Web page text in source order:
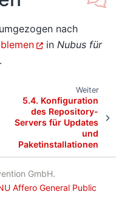
nach
in Nubus für
.
Weiter
5.4. Konfiguration
des Repository-
Servers für Updates
und
Paketinstallationen
GmbH.
Affero General Public